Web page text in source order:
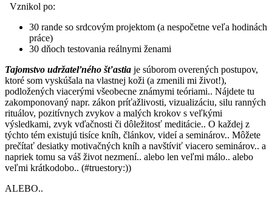
Vznikol po:
30 rande so srdcovým projektom (a nespočetne veľa hodinách
práce)
30 dňoch testovania reálnymi ženami
Tajomstvo udržateľného šťastia je súborom overených postupov,
ktoré som vyskúšala na vlastnej koži (a zmenili mi život!),
podložených viacerými všeobecne známymi teóriami.. Nájdete tu
zakomponovaný napr. zákon príťažlivosti, vizualizáciu, silu ranných
rituálov, pozitívnych zvykov a malých krokov s veľkými
výsledkami, zvyk vďačnosti či dôležitosť meditácie.. O každej z
týchto tém existujú tisíce kníh, článkov, videí a seminárov.. Môžete
prečítať desiatky motivačných kníh a navštíviť viacero seminárov.. a
napriek tomu sa váš život nezmení.. alebo len veľmi málo.. alebo
veľmi krátkodobo.. (#truestory:))
ALEBO..